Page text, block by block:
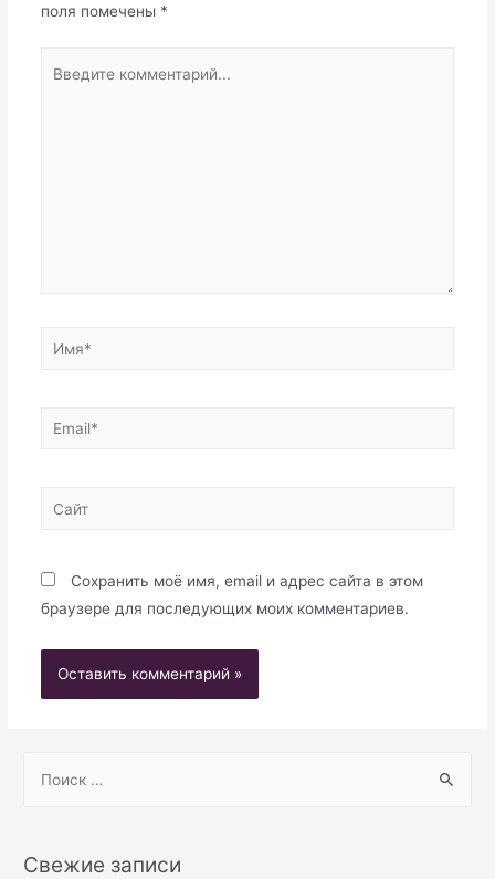
поля помечены *
комментарий...
Имя*
Email*
Сайт
Сохранить моё имя, email и адрес сайта в этом
браузере для последующих моих комментариев.
r
Свежие записи